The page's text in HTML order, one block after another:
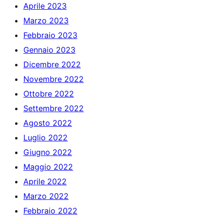
Aprile 2023
Marzo 2023
Febbraio 2023
Gennaio 2023
Dicembre 2022
Novembre 2022
Ottobre 2022
Settembre 2022
Agosto 2022
Luglio 2022
Giugno 2022
Maggio 2022
Aprile 2022
Marzo 2022
Febbraio 2022